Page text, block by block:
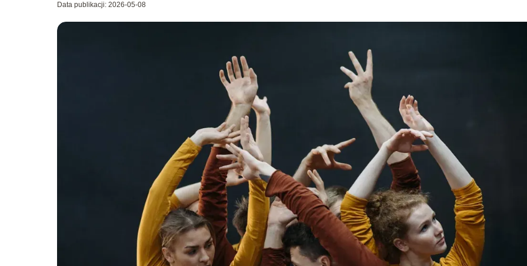
Data publikacji: 2026-05-08